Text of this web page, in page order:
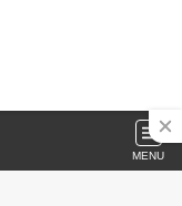
MENU